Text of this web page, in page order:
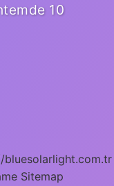
10
bluesolarlight.com.tr
Sitemap